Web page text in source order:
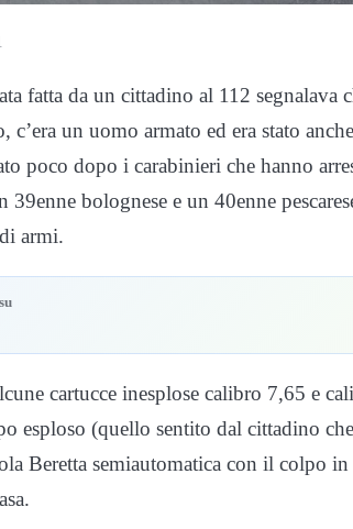
fatta da un cittadino al 112
c’era un uomo armato ed era stato
poco dopo i carabinieri che hanno
39enne bolognese e un 40enne
armi.
cartucce inesplose calibro 7,65 e
esploso (quello sentito dal cittadino
Beretta semiautomatica con il colpo